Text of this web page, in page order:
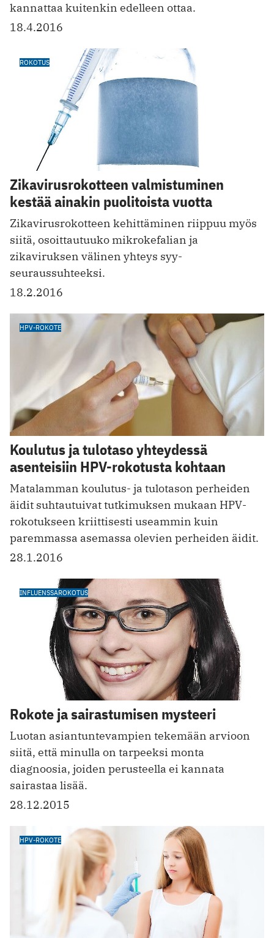
kannattaa kuitenkin edelleen ottaa.
18.4.2016
ROKOTUS
Zikavirusrokotteen valmistuminen
kestää ainakin puolitoista vuotta
Zikavirusrokotteen kehittäminen riippuu myös
siitä, osoittautuuko mikrokefalian ja
zikaviruksen välinen yhteys syy-
seuraussuhteeksi.
18.2.2016
HPV-ROKOTE
Koulutus ja tulotaso yhteydessä
asenteisiin HPV-rokotusta kohtaan
Matalamman koulutus- ja tulotason perheiden
äidit ­suhtautuivat tutkimuksen mukaan HPV-
rokotukseen kriittisesti useammin kuin
paremmassa asemassa olevien perheiden äidit.
28.1.2016
INFLUENSSAROKOTUS
Rokote ja sairastumisen mysteeri
Luotan asiantuntevampien tekemään arvioon
siitä, että minulla on tarpeeksi monta
diagnoosia, joiden perusteella ei kannata
sairastaa lisää.
28.12.2015
HPV-ROKOTE